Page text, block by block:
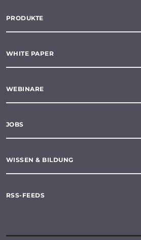
PRODUKTE
WHITE PAPER
WEBINARE
JOBS
WISSEN & BILDUNG
RSS-FEEDS